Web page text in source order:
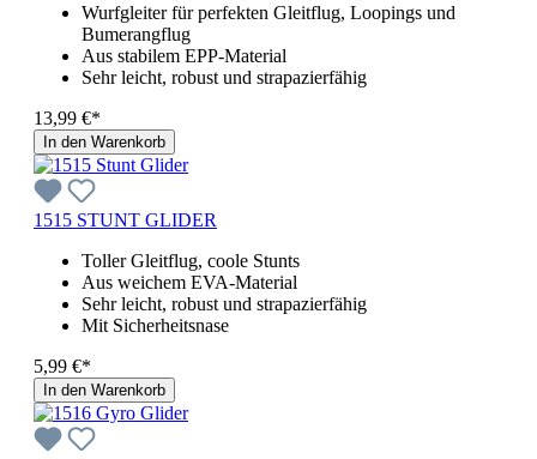
Wurfgleiter für perfekten Gleitflug, Loopings und
Bumerangflug
Aus stabilem EPP-Material
Sehr leicht, robust und strapazierfähig
13,99 €*
In den Warenkorb
1515 STUNT GLIDER
Toller Gleitflug, coole Stunts
Aus weichem EVA-Material
Sehr leicht, robust und strapazierfähig
Mit Sicherheitsnase
5,99 €*
In den Warenkorb